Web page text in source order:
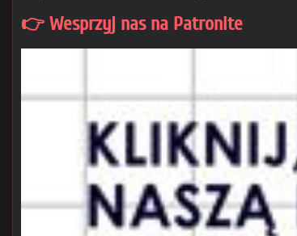
👉 Wesprzyj nas na Patronite